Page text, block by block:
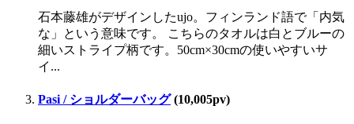
石本藤雄がデザインしたujo。フィンランド語で「内気
な」という意味です。 こちらのタオルは白とブルーの
細いストライプ柄です。50cm×30cmの使いやすいサ
イ...
Pasi / ショルダーバッグ(10,005pv)